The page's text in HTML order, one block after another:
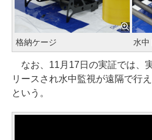
格納ケージ 水中
なお、11月17日の実証では、
リースされ水中監視が遠隔で行
という。